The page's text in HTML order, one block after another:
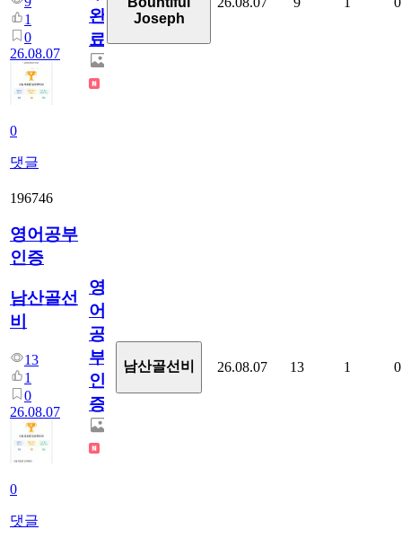
1
0
26.08.07
0
댓글
완
료
Joseph
196746
영어공부
인증
남산골선
비
13
1
0
26.08.07
0
댓글
영
어
공
부
인
증
남산골선비 26.08.07 13 1 0